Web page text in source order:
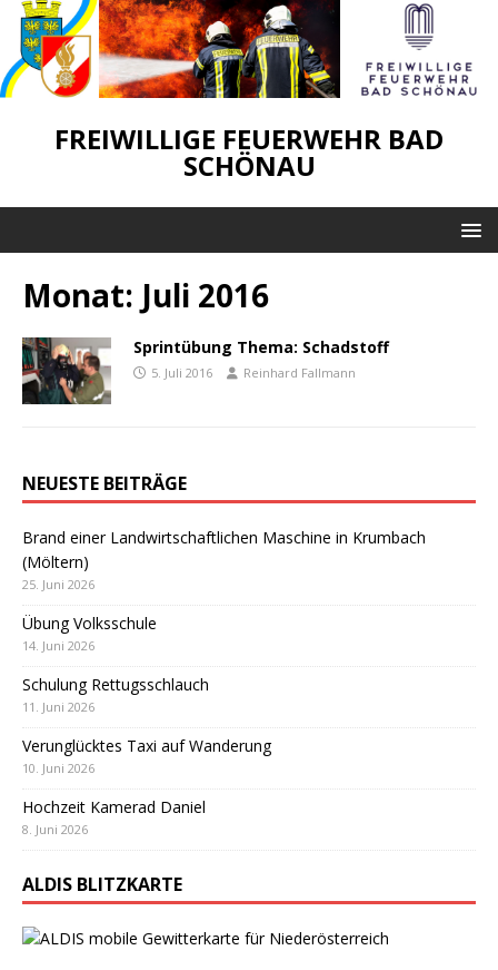
FREIWILLIGE FEUERWEHR BAD
SCHÖNAU
Monat: Juli 2016
Sprintübung Thema: Schadstoff
5. Juli 2016 Reinhard Fallmann
NEUESTE BEITRÄGE
Brand einer Landwirtschaftlichen Maschine in Krumbach
(Möltern)
25. Juni 2026
Übung Volksschule
14. Juni 2026
Schulung Rettugsschlauch
11. Juni 2026
Verunglücktes Taxi auf Wanderung
10. Juni 2026
Hochzeit Kamerad Daniel
8. Juni 2026
ALDIS BLITZKARTE